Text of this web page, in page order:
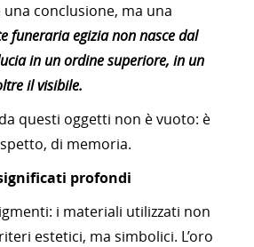
conclusione, ma una
funeraria egizia non nasce dal
in un ordine superiore, in un
il visibile.
questi oggetti non è vuoto: è
di memoria.
profondi
i materiali utilizzati non
estetici, ma simbolici. L’oro